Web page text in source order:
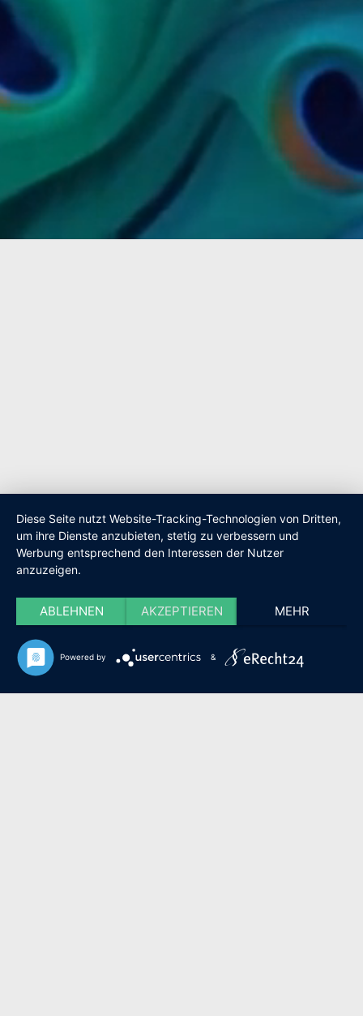
Publikationen
Kontakt
SO
WIR
Diese Seite nutzt Website-Tracking-Technologien von Dritten,
um ihre Dienste anzubieten, stetig zu verbessern und
Werbung entsprechend den Interessen der Nutzer
anzuzeigen.
ABLEHNEN AKZEPTIEREN MEHR
Powered by &